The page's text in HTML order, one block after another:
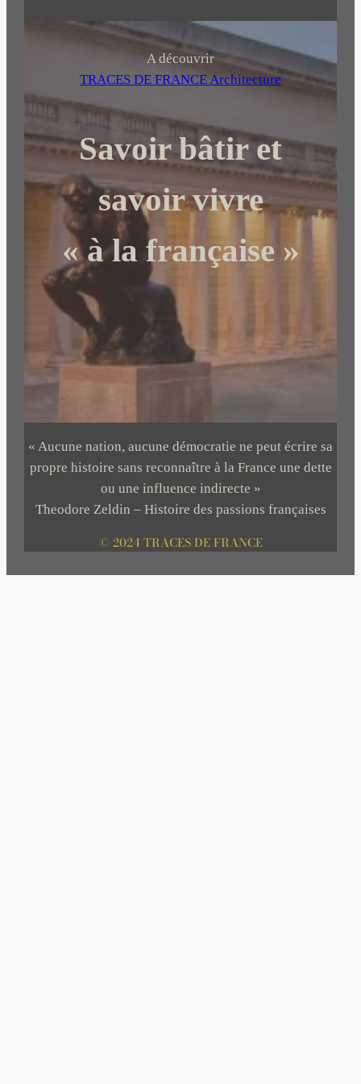
r
c
h
r
A découvrir
TRACES DE FRANCE Architecture
Savoir bâtir et
savoir vivre
« à la française »
« Aucune nation, aucune démocratie ne peut écrire sa
propre histoire sans reconnaître à la France une dette
ou une influence indirecte »
Theodore Zeldin – Histoire des passions françaises
© 2024 TRACES DE FRANCE